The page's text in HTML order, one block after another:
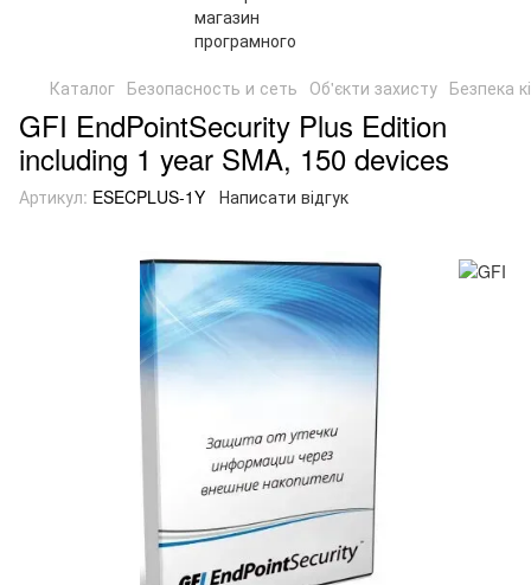
Каталог Безопасность и сеть Об'єкти захисту Безпека
GFI EndPointSecurity Plus Edition
including 1 year SMA, 150 devices
Артикул: ESECPLUS-1Y Написати відгук